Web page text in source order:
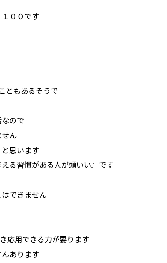
００です
ともあるそうで
ので
せん
思います
る習慣がある人が頭いい』です
できません
応用できる力が要ります
あります